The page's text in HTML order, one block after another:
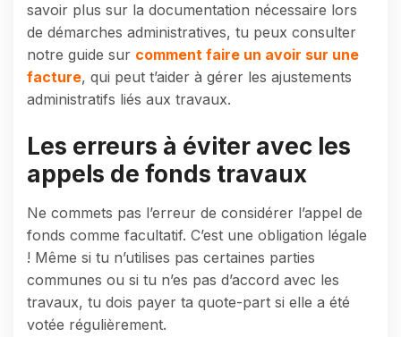
savoir plus sur la documentation nécessaire lors
de démarches administratives, tu peux consulter
notre guide sur comment faire un avoir sur une
facture, qui peut t’aider à gérer les ajustements
administratifs liés aux travaux.
Les erreurs à éviter avec les
appels de fonds travaux
Ne commets pas l’erreur de considérer l’appel de
fonds comme facultatif. C’est une obligation légale
! Même si tu n’utilises pas certaines parties
communes ou si tu n’es pas d’accord avec les
travaux, tu dois payer ta quote-part si elle a été
votée régulièrement.